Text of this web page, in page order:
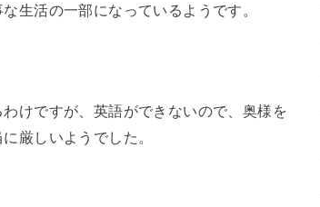
生活の一部になっているようです。
けですが、英語ができないので、奥様を
厳しいようでした。